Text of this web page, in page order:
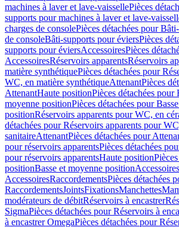
machines à laver et lave-vaissellePièces
supports pour machines à laver et lave-
charges de consolePièces détachées pour
de consoleBâti-supports pour éviersPièces
supports pour éviersAccessoiresPièces
AccessoiresRéservoirs apparentsRéservoirs
matière synthétiquePièces détachées pour
WC, en matière synthétiqueAttenantPièces
AttenantHaute positionPièces détachées pour
moyenne positionPièces détachées pour
positionRéservoirs apparents pour WC, en
détachées pour Réservoirs apparents pour
sanitaireAttenantPièces détachées pour
pour réservoirs apparentsPièces détachées
pour réservoirs apparentsHaute position
positionBasse et moyenne positionAccessoires
AccessoiresRaccordementsPièces détachées
RaccordementsJointsFixationsManchettes
modérateurs de débitRéservoirs à encastrer
SigmaPièces détachées pour Réservoirs à
à encastrer OmegaPièces détachées pour